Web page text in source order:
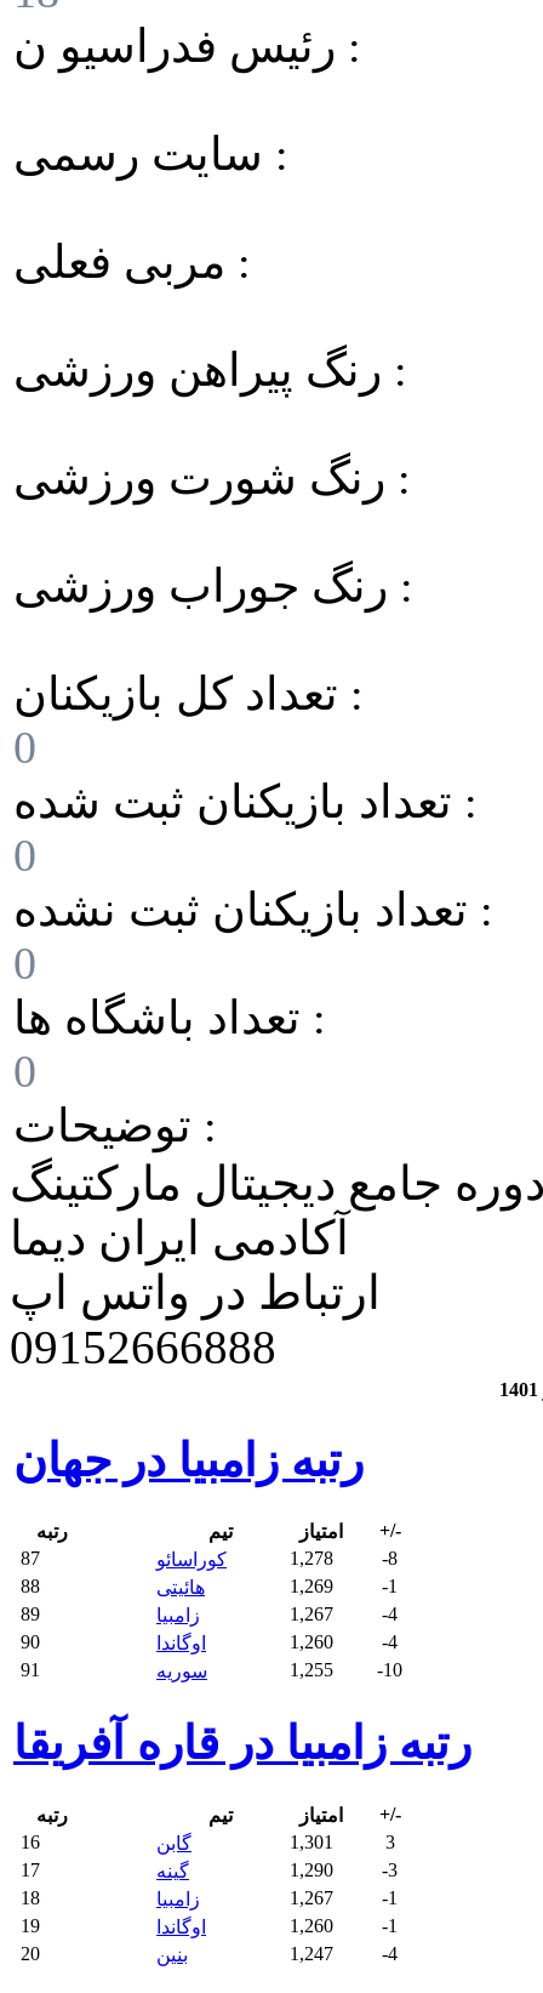
رئیس فدراسیو ن :
سایت رسمی :
مربی فعلی :
رنگ پیراهن ورزشی :
رنگ شورت ورزشی :
رنگ جوراب ورزشی :
تعداد کل بازیکنان :
0
تعداد بازیکنان ثبت شده :
0
تعداد بازیکنان ثبت نشده :
0
تعداد باشگاه ها :
0
توضیحات :
جامع دیجیتال مارکتینگ
آکادمی ایران دیما
ارتباط در واتس اپ
​09152666888
رتبه زامبیا در جهان
رتبه تیم امتیاز
+/-
87
کوراسائو 1,278
-8
88
هائیتی 1,269
-1
89
زامبیا 1,267
-4
90
اوگاندا 1,260
-4
91
سوریه 1,255 -10
رتبه زامبیا در قاره آفریقا
رتبه تیم امتیاز
+/-
16
گابن 1,301
3
17
گینه 1,290
-3
18
زامبیا 1,267
-1
19
اوگاندا 1,260
-1
20
بنین 1,247 -4